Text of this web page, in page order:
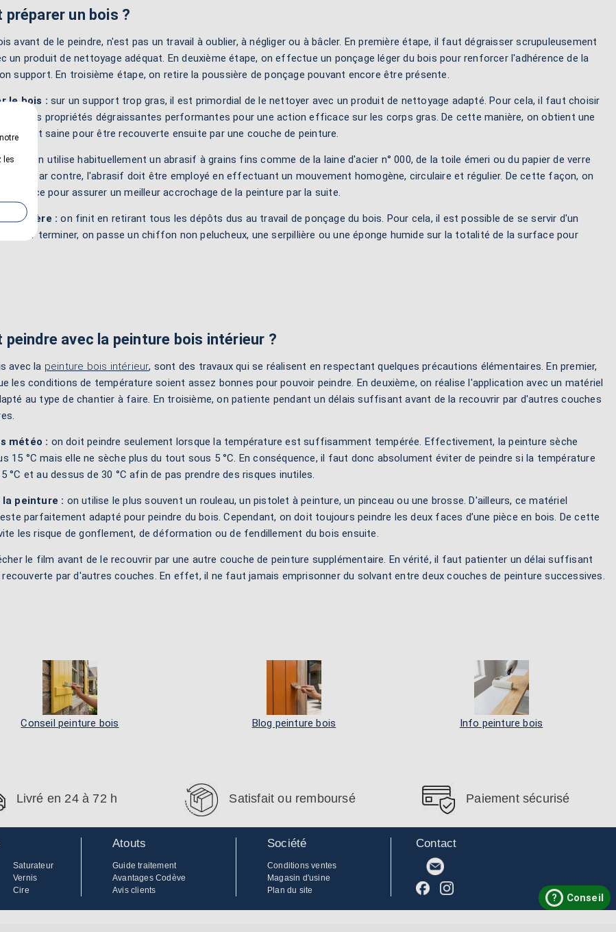
préparer un bois ?
avant de le peindre, n'est pas un travail à oublier, à négliger ou à bâcler. En première étape, il faut dégraisser scrupuleusement
un produit de nettoyage adéquat. En deuxième étape, on effectue un ponçage léger du bois pour renforcer l'adhérence de la
support. En troisième étape, on retire la poussière de ponçage pouvant encore être présente.
le bois : sur un support trop gras, il est primordial de le nettoyer avec un produit de nettoyage adapté. Pour cela, il faut choisir
des propriétés dégraissantes performantes pour une action efficace sur les corps gras. De cette manière, on obtient une
saine pour être recouverte ensuite par une couche de peinture.
:
on utilise habituellement un abrasif à grains fins comme de la laine d'acier n° 000, de la toile émeri ou du papier de verre
le bois. Par contre, l'abrasif doit être employé en effectuant un mouvement homogène, circulaire et régulier. De cette façon, on
la surface pour assurer un meilleur accrochage de la peinture par la suite.
: on finit en retirant tous les dépôts dus au travail de ponçage du bois. Pour cela, il est possible de se servir d'un
Pour terminer, on passe un chiffon non pelucheux, une serpillière ou une éponge humide sur la totalité de la surface pour
peindre avec la peinture bois intérieur ?
avec la peinture bois intérieur, sont des travaux qui se réalisent en respectant quelques précautions élémentaires. En premier,
les conditions de température soient assez bonnes pour pouvoir peindre. En deuxième, on réalise l'application avec un matériel
au type de chantier à faire. En troisième, on patiente pendant un délais suffisant avant de la recouvrir par d'autres couches
météo : on doit peindre seulement lorsque la température est suffisamment tempérée. Effectivement, la peinture sèche
15 °C mais elle ne sèche plus du tout sous 5 °C. En conséquence, il faut donc absolument éviter de peindre si la température
°C et au dessus de 30 °C afin de pas prendre des risques inutiles.
la peinture : on utilise le plus souvent un rouleau, un pistolet à peinture, un pinceau ou une brosse. D'ailleurs, ce matériel
parfaitement adapté pour peindre du bois. Cependant, on doit toujours peindre les deux faces d’une pièce en bois. De cette
les risque de gonflement, de déformation ou de fendillement du bois ensuite.
le film avant de le recouvrir par une autre couche de peinture supplémentaire. En vérité, il faut patienter un délai suffisant
par d'autres couches. En effet, il ne faut jamais emprisonner du solvant entre deux couches de peinture successives.
Conseil peinture bois Blog peinture bois Info peinture bois
Livré en 24 à 72 h Satisfait ou remboursé Paiement sécurisé
Saturateur
Vernis
Cire
Atouts
Guide traitement
Avantages Codève
Avis clients
Société
Conditions ventes
Magasin d'usine
Plan du site
Contact
? Conseil
les